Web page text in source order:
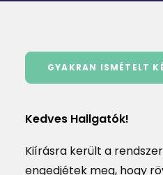
GYAKRAN ISMÉTELT
Kedves Hallgatók!
Kiírásra került a
engedjétek meg, hogy